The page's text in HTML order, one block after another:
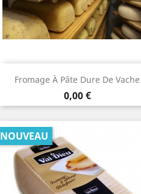
Fromage À Pâte Dure De Vache
Prix
0,00 €
 Aperçu rapide
NOUVEAU